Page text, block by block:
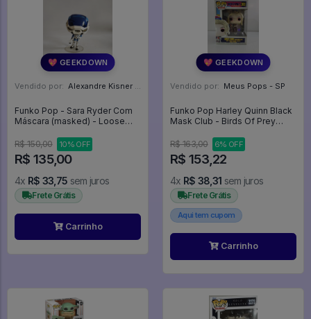
💖 GEEKDOWN
Vendido por: Alexandre Kisner - PR
Funko Pop - Sara Ryder Com
Máscara (masked) - Loose
R$ 150,00 10% OFF
R$ 135,00
4x R$ 33,75 sem juros
Frete Grátis
Carrinho
💖 GEEKDOWN
Vendido por: Meus Pops - SP
Funko Pop Harley Quinn Black
Mask Club - Birds Of Prey
R$ 163,00
6% OFF
R$ 153,22
4x R$ 38,31 sem juros
Frete Grátis
Aqui tem cupom
Carrinho